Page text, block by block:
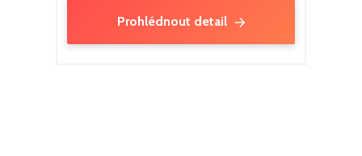
Prohlédnout detail